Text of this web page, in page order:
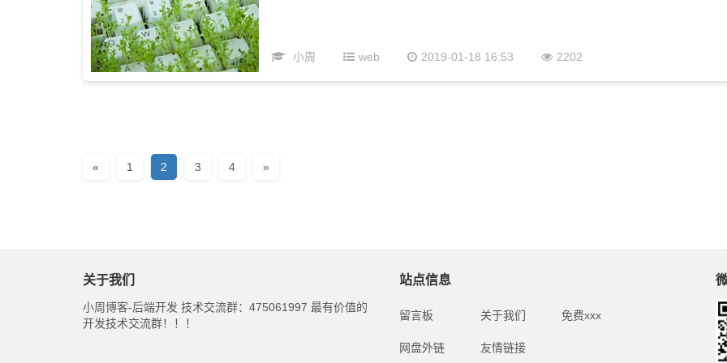
小周 web 2019-01-18 16:53 2202
« 1 2 3 4 »
关于我们
小周博客-后端开发 技术交流群：475061997 最有价值的
开发技术交流群！！！
站点信息
留言板 关于我们 免费xxx
网盘外链 友情链接